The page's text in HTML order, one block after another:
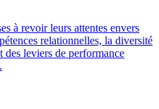
à revoir leurs attentes envers
relationnelles, la diversité
des leviers de performance